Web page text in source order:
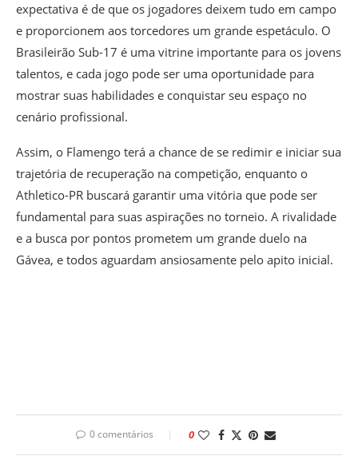
expectativa é de que os jogadores deixem tudo em campo
e proporcionem aos torcedores um grande espetáculo. O
Brasileirão Sub-17 é uma vitrine importante para os jovens
talentos, e cada jogo pode ser uma oportunidade para
mostrar suas habilidades e conquistar seu espaço no
cenário profissional.
Assim, o Flamengo terá a chance de se redimir e iniciar sua
trajetória de recuperação na competição, enquanto o
Athletico-PR buscará garantir uma vitória que pode ser
fundamental para suas aspirações no torneio. A rivalidade
e a busca por pontos prometem um grande duelo na
Gávea, e todos aguardam ansiosamente pelo apito inicial.
0 comentários 0